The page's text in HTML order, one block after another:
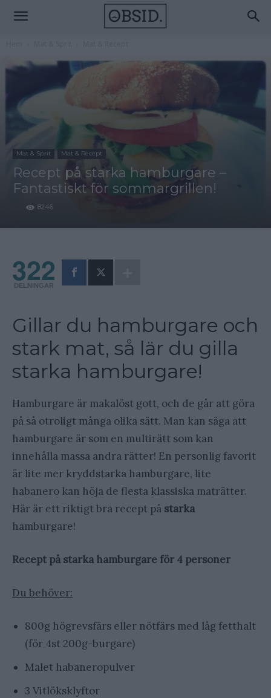
Mat & Sprit Mat & Recept
Recept på starka hamburgare –
Fantastiskt för sommargrillen!
8246
322
DELNINGAR
Gillar du hamburgare och
stark mat, så lär du gilla
starka hamburgare!
Hamburgare är makalöst gott, och de går att göra
på så otroligt många olika sätt. Man kan säga att
hamburgare är som en multirätt som kan
innehålla massa andra rätter! En personlig favorit
är lite mer kryddstarka hamburgare, lite
habanero kan höja de flesta klassiska maträtter.
Här är ett riktigt bra recept på starka
hamburgare!
Recept på starka hamburgare för 4 personer
Du behöver:
800g högrevsfärs eller nötfärs med låg fetthalt
(för 4st 200g-burgare)
Malet habaneropulver
3 Vitlöksklyftor